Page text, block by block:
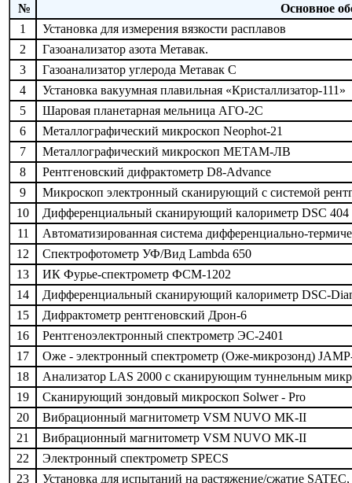
№
Основное
1
Установка для измерения вязкости расплавов
2
Газоанализатор азота Метавак.
3
Газоанализатор углерода Метавак С
4
Установка вакуумная плавильная «Кристаллизатор-111»
5
Шаровая планетарная мельница АГО-2С
6
Металлографический микроскоп Neophot-21
7
Металлографический микроскоп МЕТАМ-ЛВ
8
Рентгеновский дифрактометр D8-Advance
9
Микроскоп электронный сканирующий с системой
10
Дифференциальный сканирующий калориметр DSC 404
11
Автоматизированная система дифференциально-
12
Спектрофотометр УФ/Вид Lambda 650
13
ИК Фурье-спектрометр ФСМ-1202
14
Дифференциальный сканирующий калориметр DSC-
15
Дифрактометр рентгеновский Дрон-6
16
Рентгеноэлектронный спектрометр ЭС-2401
17
Оже - электронный спектрометр (Оже-микрозонд)
18
Анализатор LAS 2000 c сканирующим туннельным
19
Сканирующий зондовый микроскоп Solwer - Рro
20
Вибрационный магнитометр VSM NUVO МK-II
21
Вибрационный магнитометр VSM NUVO МK-II
22
Электронный спектрометр SPECS
23
Установка для испытаний на растяжение/сжатие